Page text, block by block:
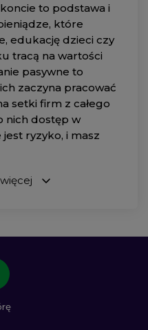
to podstawa i
które
edukację dzieci czy
tracą na wartości
pasywne to
zaczyna pracować
setki firm z całego
nich dostęp w
jest ryzyko, i masz